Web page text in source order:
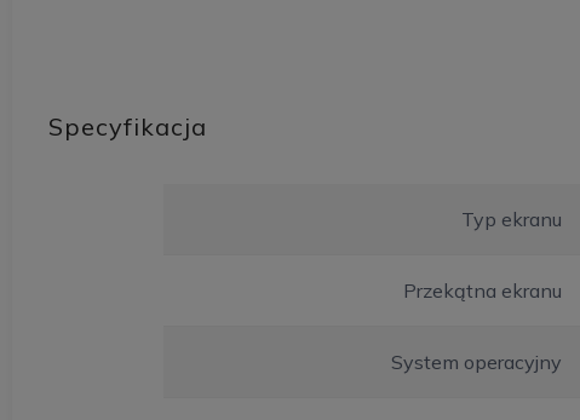
Specyfikacja
Typ ekranu
Przekątna ekranu
System operacyjny